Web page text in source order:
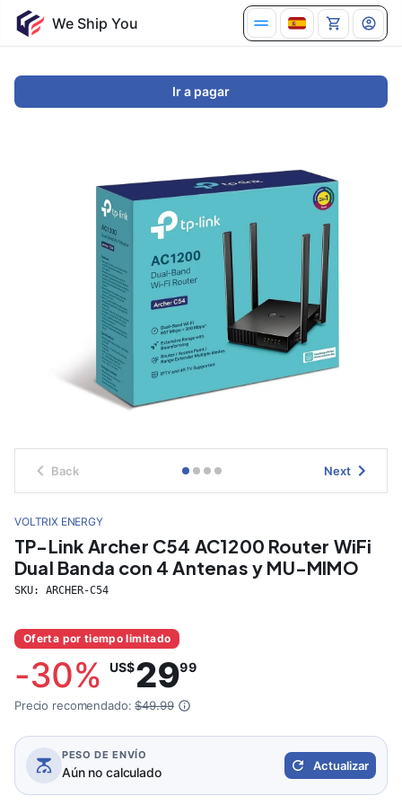
Ir a pagar
Back Next
VOLTRIX ENERGY
TP-Link Archer C54 AC1200 Router WiFi
Dual Banda con 4 Antenas y MU-MIMO
SKU: ARCHER-C54
Oferta por tiempo limitado
-30% US$2999
Precio recomendado:$49.99
PESO DE ENVÍO
Aún no calculado Actualizar